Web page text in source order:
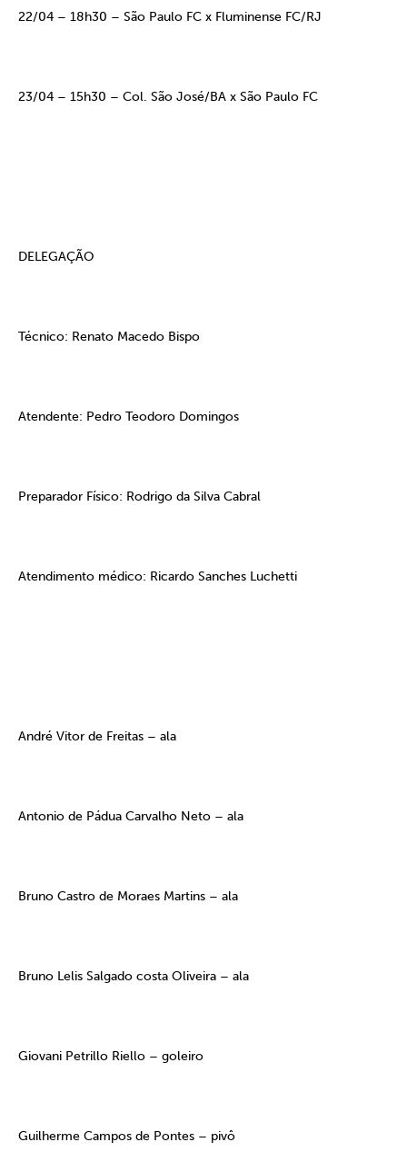
22/04 – 18h30 – São Paulo FC x Fluminense FC/RJ
23/04 – 15h30 – Col. São José/BA x São Paulo FC
DELEGAÇÃO
Técnico: Renato Macedo Bispo
Atendente: Pedro Teodoro Domingos
Preparador Físico: Rodrigo da Silva Cabral
Atendimento médico: Ricardo Sanches Luchetti
André Vitor de Freitas – ala
Antonio de Pádua Carvalho Neto – ala
Bruno Castro de Moraes Martins – ala
Bruno Lelis Salgado costa Oliveira – ala
Giovani Petrillo Riello – goleiro
Guilherme Campos de Pontes – pivô